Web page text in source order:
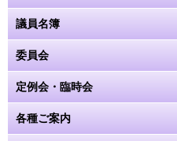
議員名簿
委員会
定例会・臨時会
各種ご案内